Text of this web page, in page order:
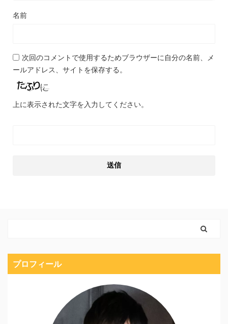
名前
次回のコメントで使用するためブラウザーに自分の名前、メ
ールアドレス、サイトを保存する。
上に表示された文字を入力してください。
プロフィール